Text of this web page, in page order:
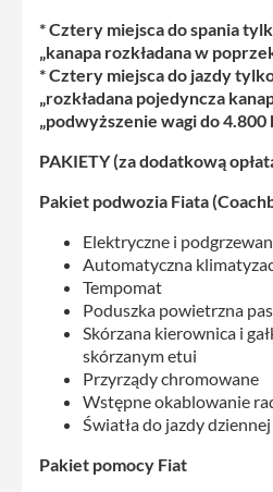
* Cztery miejsca do spania
„kanapa rozkładana w
* Cztery miejsca do jazdy
„rozkładana pojedyncza
„podwyższenie wagi do 4.800
PAKIETY (za dodatkową
Pakiet podwozia Fiata
Elektryczne i
Automatyczna
Tempomat
Poduszka powietrzna
Skórzana kierownica i
skórzanym etui
Przyrządy chromowane
Wstępne okablowanie
Światła do jazdy
Pakiet pomocy Fiat